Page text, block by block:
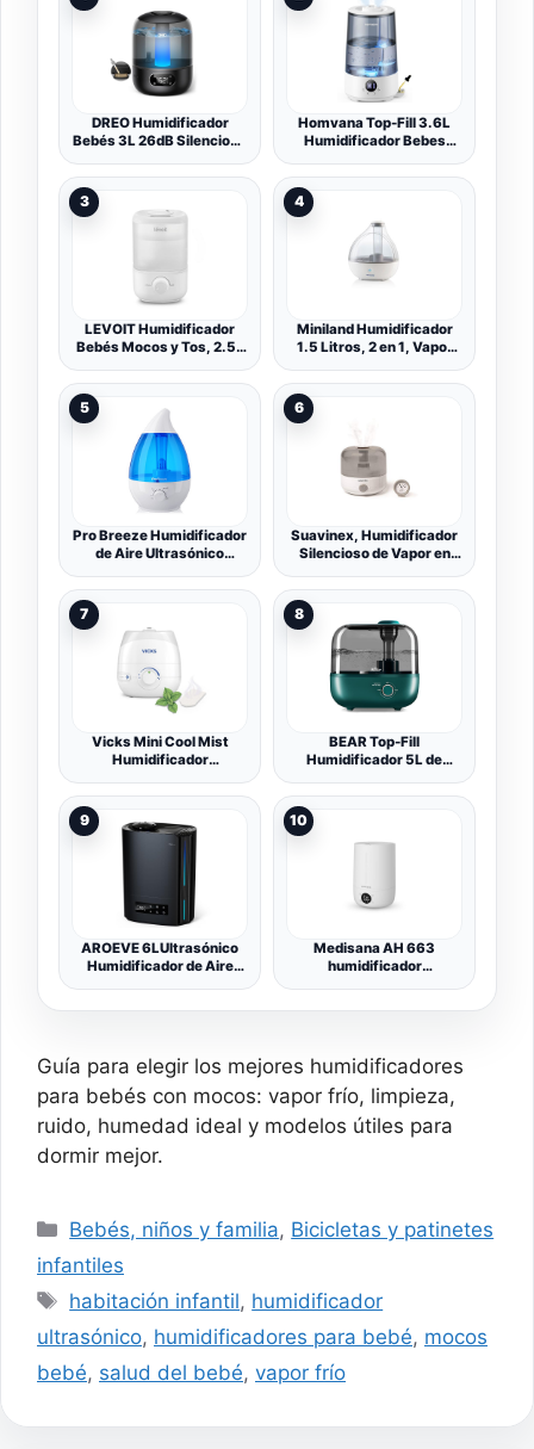
DREO Humidificador
Bebés 3L 26dB Silencioso
Niebla Fría Ultrasónica,
30h Autonomía, Boquilla
360°, Luz Ambiental,
Difusor de Aceites
Homvana Top-Fill 3.6L
Humidificador Bebes
Silencioso
3
LEVOIT Humidificador
Bebés Mocos y Tos, 2.5L
Dormitorio, 23dB
Silencioso, para Bebés,
Habitación de Niños,
Boquilla Giratoria de 360°,
Apagado Automático, sin
BPA
4
Miniland Humidificador
1.5 Litros, 2 en 1, Vapor
Esenciales, Autonomía
hasta 24h, Luz Opcional,
5
Pro Breeze Humidificador
de Aire Ultrasónico
Difusor de Aromas, Luz
LED Nocturna, Apagado
Automático y Regulador
de Potencia. Ideal para
Casa, Dormitorios de
Bebés y Habitaciones
6
Suavinex, Humidificador
Silencioso de Vapor en
Preciso Higrómetro
Tecnología Ultrasonido,
Color Blanco/Gris
7
Vicks Mini Cool Mist
Humidificador
vapor ajustable, Tanque
de 1.8 l, Uso doméstico en
dormitorios y oficinas,
Habitaciones de hasta 15
m², 2 VapoPads incluídos,
VUL525
8
BEAR Top-Fill
Humidificador 5L de
Silencioso para Bebés y
Plantas, 35 Horas de
Funcionamiento, con
Bandeja de Aroma,
Giratoria de 360°,
Apagado Automático
9
AROEVE 6LUltrasónico
Humidificador de Aire
10
Medisana AH 663
humidificador
Guía para elegir los mejores humidificadores
para bebés con mocos: vapor frío, limpieza,
ruido, humedad ideal y modelos útiles para
dormir mejor.
Categorías
Bebés, niños y familia, Bicicletas y patinetes
infantiles
Etiquetas
habitación infantil, humidificador
ultrasónico, humidificadores para bebé, mocos
bebé, salud del bebé, vapor frío